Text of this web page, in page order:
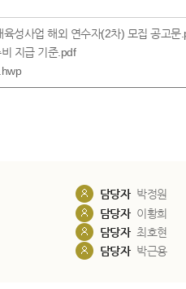
성사업 해외 연수자(2차) 모집 공고문
지급 기준.pdf
담당자 박정원
담당자 이황희
담당자 최호현
담당자 박근용